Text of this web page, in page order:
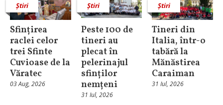
Știri
Sfințirea
raclei celor
trei Sfinte
Cuvioase de la
Văratec
03 Aug, 2026
Știri
Peste 100 de
tineri au
plecat în
pelerinajul
sfinților
nemțeni
31 Iul, 2026
Știri
Tineri din
Italia, într-o
tabără la
Mănăstirea
Caraiman
31 Iul, 2026